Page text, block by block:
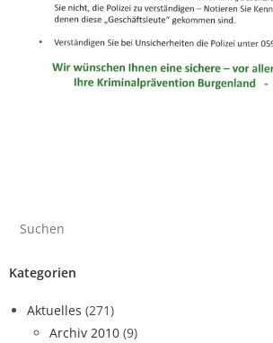
Kategorien
Aktuelles (271)
Archiv 2010 (9)